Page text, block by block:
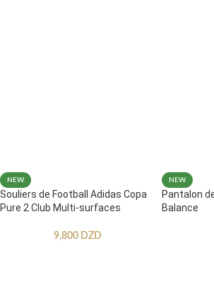
NEW
Souliers de Football Adidas Copa
Pure 2 Club Multi-surfaces
9,800 DZD
NEW
Pantalon
Balance